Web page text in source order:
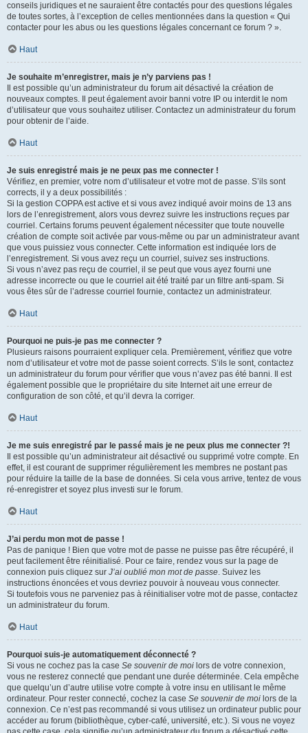
conseils juridiques et ne sauraient être contactés pour des questions légales
de toutes sortes, à l’exception de celles mentionnées dans la question « Qui
contacter pour les abus ou les questions légales concernant ce forum ? ».
Haut
Je souhaite m’enregistrer, mais je n’y parviens pas !
Il est possible qu’un administrateur du forum ait désactivé la création de
nouveaux comptes. Il peut également avoir banni votre IP ou interdit le nom
d’utilisateur que vous souhaitez utiliser. Contactez un administrateur du forum
pour obtenir de l’aide.
Haut
Je suis enregistré mais je ne peux pas me connecter !
Vérifiez, en premier, votre nom d’utilisateur et votre mot de passe. S’ils sont
corrects, il y a deux possibilités :
Si la gestion COPPA est active et si vous avez indiqué avoir moins de 13 ans
lors de l’enregistrement, alors vous devrez suivre les instructions reçues par
courriel. Certains forums peuvent également nécessiter que toute nouvelle
création de compte soit activée par vous-même ou par un administrateur avant
que vous puissiez vous connecter. Cette information est indiquée lors de
l’enregistrement. Si vous avez reçu un courriel, suivez ses instructions.
Si vous n’avez pas reçu de courriel, il se peut que vous ayez fourni une
adresse incorrecte ou que le courriel ait été traité par un filtre anti-spam. Si
vous êtes sûr de l’adresse courriel fournie, contactez un administrateur.
Haut
Pourquoi ne puis-je pas me connecter ?
Plusieurs raisons pourraient expliquer cela. Premièrement, vérifiez que votre
nom d’utilisateur et votre mot de passe soient corrects. S’ils le sont, contactez
un administrateur du forum pour vérifier que vous n’avez pas été banni. Il est
également possible que le propriétaire du site Internet ait une erreur de
configuration de son côté, et qu’il devra la corriger.
Haut
Je me suis enregistré par le passé mais je ne peux plus me connecter ?!
Il est possible qu’un administrateur ait désactivé ou supprimé votre compte. En
effet, il est courant de supprimer régulièrement les membres ne postant pas
pour réduire la taille de la base de données. Si cela vous arrive, tentez de vous
ré-enregistrer et soyez plus investi sur le forum.
Haut
J’ai perdu mon mot de passe !
Pas de panique ! Bien que votre mot de passe ne puisse pas être récupéré, il
peut facilement être réinitialisé. Pour ce faire, rendez vous sur la page de
connexion puis cliquez sur J’ai oublié mon mot de passe. Suivez les
instructions énoncées et vous devriez pouvoir à nouveau vous connecter.
Si toutefois vous ne parveniez pas à réinitialiser votre mot de passe, contactez
un administrateur du forum.
Haut
Pourquoi suis-je automatiquement déconnecté ?
Si vous ne cochez pas la case Se souvenir de moi lors de votre connexion,
vous ne resterez connecté que pendant une durée déterminée. Cela empêche
que quelqu’un d’autre utilise votre compte à votre insu en utilisant le même
ordinateur. Pour rester connecté, cochez la case Se souvenir de moi lors de la
connexion. Ce n’est pas recommandé si vous utilisez un ordinateur public pour
accéder au forum (bibliothèque, cyber-café, université, etc.). Si vous ne voyez